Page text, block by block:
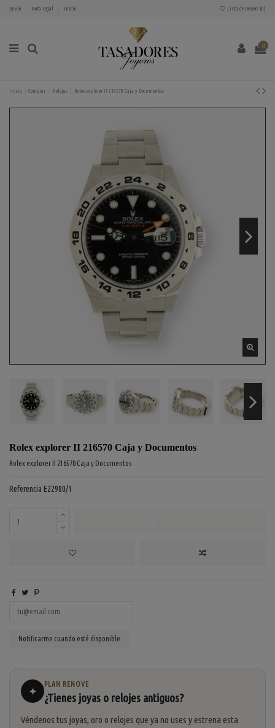
Envío Nota Legal Inicio Lista de Deseos (0)
0
Inicio Comprar Relojes Rolex explorer II 216570 Caja y Documentos
Rolex explorer II 216570 Caja y Documentos
Rolex explorer II 216570 Caja y Documentos
Referencia E22980/1
✦
PLAN RENOVE
¿Tienes joyas o relojes antiguos?
Véndenos tus joyas, oro o relojes que ya no uses y estrena esta